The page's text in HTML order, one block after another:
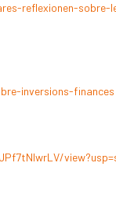
reflexionen-
inversions-finances